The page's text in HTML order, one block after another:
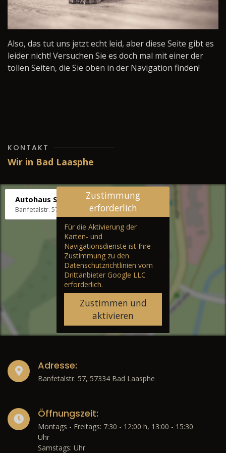
Also, das tut uns jetzt echt leid, aber diese Seite gibt es
leider nicht! Versuchen Sie es doch mal mit einer der
tollen Seiten, die Sie oben in der Navigation finden!
KONTAKT
Wir in Bad Laasphe
Autohaus Stenger
Banfetalstr. 57, 57334 Bad Laasphe
Zustimmung
erforderlich
Für die Aktivierung der
Karten- und
Navigationsdienste ist Ihre
Zustimmung zu den
Datenschutzrichtlinien vom
Drittanbieter Google LLC
erforderlich.
Zustimmen und
aktivieren
Adresse:
Banfetalstr. 57, 57334 Bad Laasphe
Öffnungszeit:
Montags - Freitags: 7:30 - 12:00 h, 13:00 - 15:30
Uhr
Samstags: Uhr